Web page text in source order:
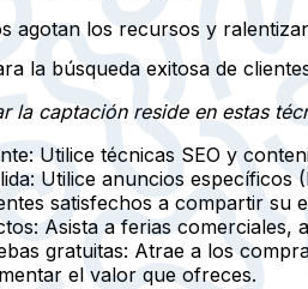
agotan los recursos y
la búsqueda exitosa de
la captación reside en estas
Utilice técnicas SEO y
Utilice anuncios específicos
satisfechos a compartir su
Asista a ferias comerciales,
gratuitas: Atrae a los
el valor que ofreces.